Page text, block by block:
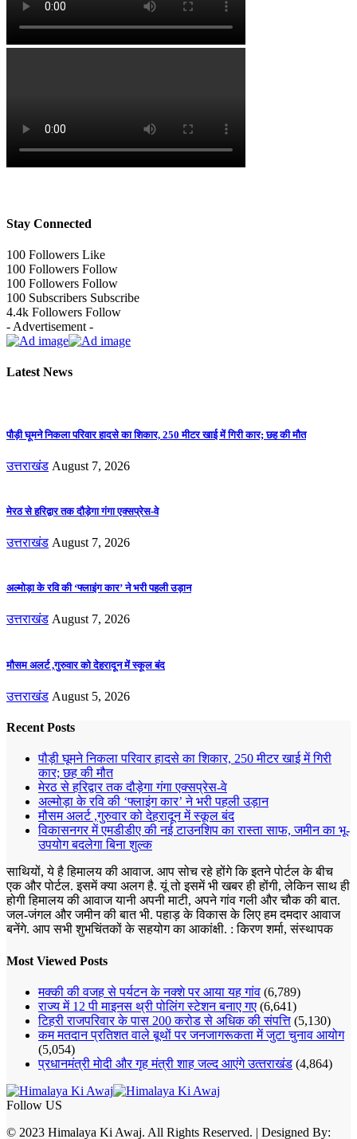
Stay Connected
100 Followers Like
100 Followers Follow
100 Followers Follow
100 Subscribers Subscribe
4.4k Followers Follow
- Advertisement -
Latest News
पौड़ी घूमने निकला परिवार हादसे का शिकार, 250 मीटर खाई में गिरी कार; छह की मौत
उत्तराखंड August 7, 2026
मेरठ से हरिद्वार तक दौड़ेगा गंगा एक्सप्रेस-वे
उत्तराखंड August 7, 2026
अल्मोड़ा के रवि की ‘फ्लाइंग कार’ ने भरी पहली उड़ान
उत्तराखंड August 7, 2026
मौसम अलर्ट ,गुरुवार को देहरादून में स्कूल बंद
उत्तराखंड August 5, 2026
Recent Posts
पौड़ी घूमने निकला परिवार हादसे का शिकार, 250 मीटर खाई में गिरी
कार; छह की मौत
मेरठ से हरिद्वार तक दौड़ेगा गंगा एक्सप्रेस-वे
अल्मोड़ा के रवि की ‘फ्लाइंग कार’ ने भरी पहली उड़ान
मौसम अलर्ट ,गुरुवार को देहरादून में स्कूल बंद
विकासनगर में एमडीडीए की नई टाउनशिप का रास्ता साफ, जमीन का भू-
उपयोग बदलेगा बिना शुल्क
साथियों, ये है हिमालय की आवाज. आप सोच रहे होंगे कि इतने पोर्टल के बीच
एक और पोर्टल. इसमें क्या अलग है. यूं तो इसमें भी खबर ही होंगी, लेकिन साथ ही
होगी हिमालय की आवाज यानी अपनी माटी, अपने गांव गली और चौक की बात.
जल-जंगल और जमीन की बात भी. पहाड़ के विकास के लिए हम दमदार आवाज
बनेंगे. आप सभी शुभचिंतकों के सहयोग का आकांक्षी. : किरण शर्मा, संस्‍थापक
Most Viewed Posts
मक्‍की की वजह से पर्यटन के नक्‍शे पर आया यह गांव (6,789)
राज्य में 12 पी माइनस थ्री पोलिंग स्टेशन बनाए गए (6,641)
टिहरी राजपरिवार के पास 200 करोड से अधिक की संपत्ति (5,130)
कम मतदान प्रतिशत वाले बूथों पर जनजागरूकता में जुटा चुनाव आयोग
(5,054)
प्रधानमंत्री माेदी और गृह मंत्री शाह जल्‍द आएंगे उत्‍तराखंड (4,864)
Follow US
© 2023 Himalaya Ki Awaj. All Rights Reserved. | Designed By: